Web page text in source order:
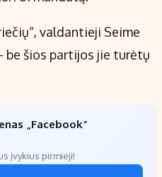
valdantieji Seime
be šios partijos jie turėtų
„Facebook“
įvykius pirmieji!